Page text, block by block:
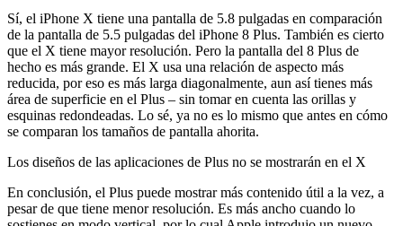
Sí, el iPhone X tiene una pantalla de 5.8 pulgadas en comparación
de la pantalla de 5.5 pulgadas del iPhone 8 Plus. También es cierto
que el X tiene mayor resolución. Pero la pantalla del 8 Plus de
hecho es más grande. El X usa una relación de aspecto más
reducida, por eso es más larga diagonalmente, aun así tienes más
área de superficie en el Plus – sin tomar en cuenta las orillas y
esquinas redondeadas. Lo sé, ya no es lo mismo que antes en cómo
se comparan los tamaños de pantalla ahorita.
Los diseños de las aplicaciones de Plus no se mostrarán en el X
En conclusión, el Plus puede mostrar más contenido útil a la vez, a
pesar de que tiene menor resolución. Es más ancho cuando lo